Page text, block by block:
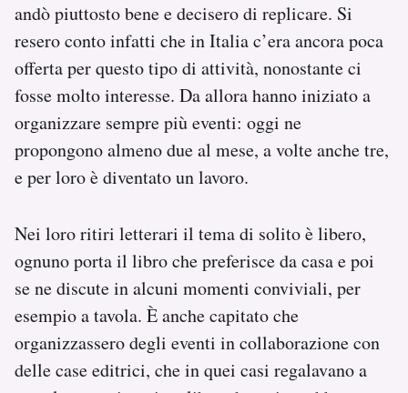
andò piuttosto bene e decisero di replicare. Si
resero conto infatti che in Italia c’era ancora poca
offerta per questo tipo di attività, nonostante ci
fosse molto interesse. Da allora hanno iniziato a
organizzare sempre più eventi: oggi ne
propongono almeno due al mese, a volte anche tre,
e per loro è diventato un lavoro.
Nei loro ritiri letterari il tema di solito è libero,
ognuno porta il libro che preferisce da casa e poi
se ne discute in alcuni momenti conviviali, per
esempio a tavola. È anche capitato che
organizzassero degli eventi in collaborazione con
delle case editrici, che in quei casi regalavano a